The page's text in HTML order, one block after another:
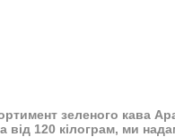
зеленого кава
120 кілограм, ми